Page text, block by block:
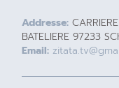
Addresse:
BATELIERE 97233
Email: